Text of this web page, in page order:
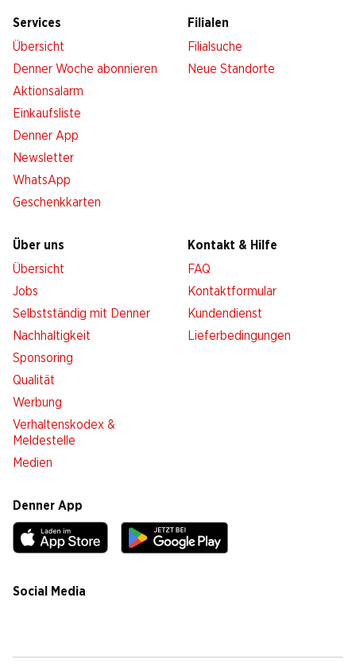
Services
Übersicht
Denner Woche abonnieren
Aktionsalarm
Einkaufsliste
Denner App
Newsletter
WhatsApp
Geschenkkarten
Filialen
Filialsuche
Neue Standorte
Über uns
Übersicht
Jobs
Selbstständig mit Denner
Nachhaltigkeit
Sponsoring
Qualität
Werbung
Verhaltenskodex &
Meldestelle
Medien
Kontakt & Hilfe
FAQ
Kontaktformular
Kundendienst
Lieferbedingungen
Denner App
Social Media